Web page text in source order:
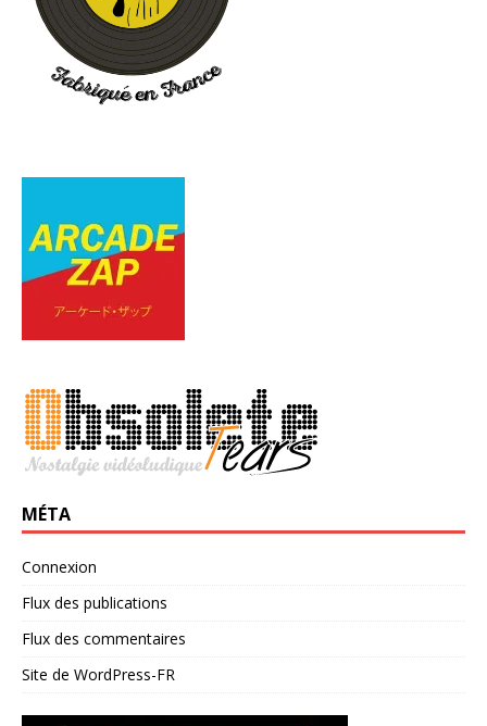
MÉTA
Connexion
Flux des publications
Flux des commentaires
Site de WordPress-FR